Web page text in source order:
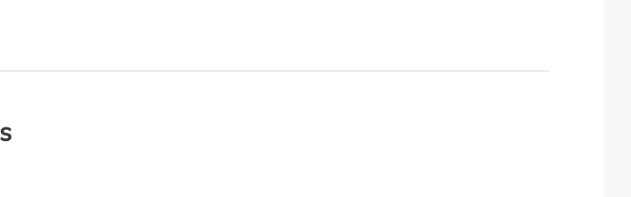
rechthoekige tuinset hoes"